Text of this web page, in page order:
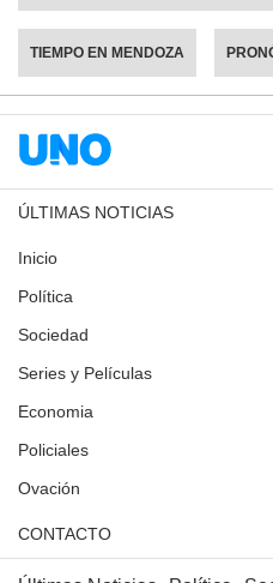
TIEMPO EN MENDOZA
ÚLTIMAS NOTICIAS
Inicio
Política
Sociedad
Series y Películas
Economia
Policiales
Ovación
CONTACTO